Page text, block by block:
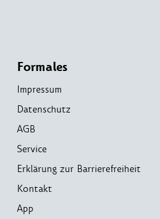
Formales
Impressum
Datenschutz
AGB
Service
Erklärung zur Barrierefreiheit
Kontakt
App